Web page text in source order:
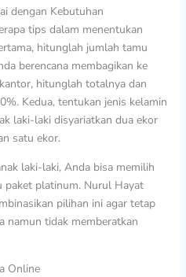
dengan Kebutuhan
tips dalam menentukan
hitunglah jumlah tamu
berencana membagikan ke
hitunglah totalnya dan
Kedua, tentukan jenis kelamin
laki-laki disyariatkan dua ekor
satu ekor.
laki-laki, Anda bisa memilih
paket platinum. Nurul Hayat
pilihan ini agar tetap
namun tidak memberatkan
Online